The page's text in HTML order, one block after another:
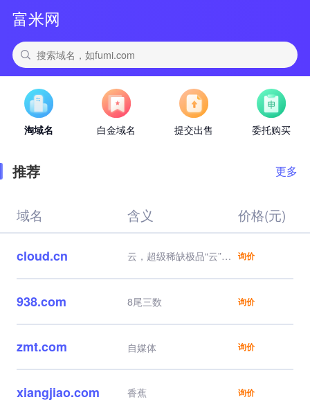
富米网
淘域名 白金域名 提交出售 委托购买
推荐 更多
域名 含义 价格(元)
cloud.cn
云，超级稀缺极品“云”，
量，云服务器，云计算、
云业务直接对标，品牌一
步到位，还有中国云属
性。
询价
938.com 8尾三数 询价
zmt.com 自媒体 询价
xiangjiao.com 香蕉 询价